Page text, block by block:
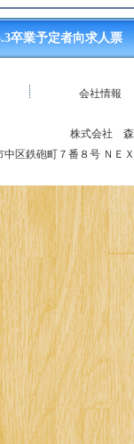
卒業予定者向求人票
会社情報
株式会社 森
中区鉄砲町７番８号 Ｎ